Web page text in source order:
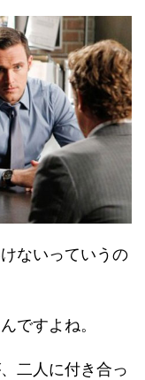
ないっていうの
ですよね。
二人に付き合っ